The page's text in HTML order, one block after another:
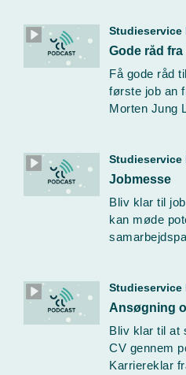
Studieservice
Få gode råd
første job an
Morten Jung
Studieservice
Jobmesse
Bliv klar til
kan møde
Studieservice
Bliv klar til at
CV gennem
Karriereklar